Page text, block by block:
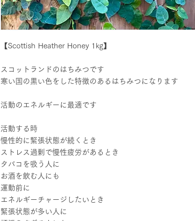
【Scottish Heather Honey 1kg】
スコットランドのはちみつです
寒い国の黒い色をした特徴のあるはちみつになります
活動のエネルギーに最適です
活動する時
慢性的に緊張状態が続くとき
ストレス過剰で慢性疲労があるとき
タバコを吸う人に
お酒を飲む人にも
運動前に
エネルギーチャージしたいとき
緊張状態が多い人に